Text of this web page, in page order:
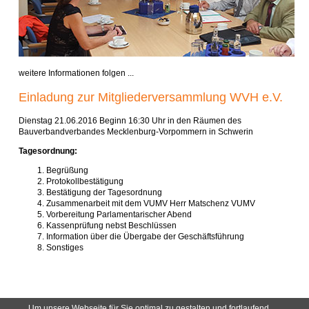
Aktuelles
Handwerksauskunft
Mitgliederversammlung
Informationen
Politisches
Lehrerfortbildung
weitere Informationen folgen ...
Einladung zur Mitgliederversammlung WVH e.V.
Dienstag 21.06.2016 Beginn 16:30 Uhr in den Räumen des
Bauverbandverbandes Mecklenburg-Vorpommern in Schwerin
Tagesordnung:
Begrüßung
Protokollbestätigung
Bestätigung der Tagesordnung
Zusammenarbeit mit dem VUMV Herr Matschenz VUMV
Vorbereitung Parlamentarischer Abend
Kassenprüfung nebst Beschlüssen
Information über die Übergabe der Geschäftsführung
Sonstiges